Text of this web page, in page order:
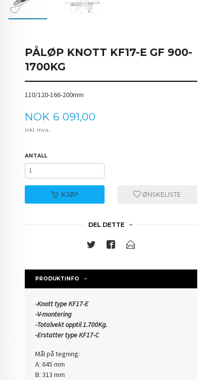
PÅLØP KNOTT KF17-E GF 900-
1700KG
110/120-166-200mm
Pris
NOK 6 091,00
inkl. mva.
ANTALL
KJØP ØNSKELISTE
DEL DETTE
PRODUKTINFO
-Knott type KF17-E
-V-montering
-Totalvekt opptil 1.700Kg.
-Erstatter type KF17-C
Mål på tegning:
A: 645 mm
B: 313 mm